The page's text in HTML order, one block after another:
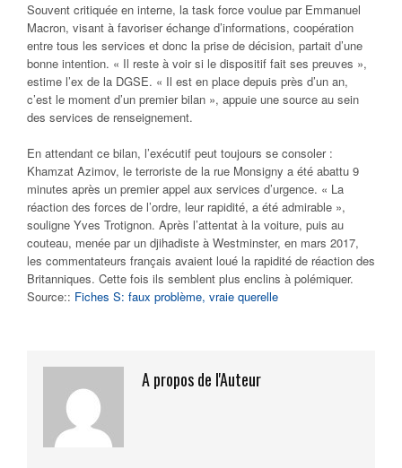
Souvent critiquée en interne, la task force voulue par Emmanuel
Macron, visant à favoriser échange d’informations, coopération
entre tous les services et donc la prise de décision, partait d’une
bonne intention. « Il reste à voir si le dispositif fait ses preuves »,
estime l’ex de la DGSE. « Il est en place depuis près d’un an,
c’est le moment d’un premier bilan », appuie une source au sein
des services de renseignement.
En attendant ce bilan, l’exécutif peut toujours se consoler :
Khamzat Azimov, le terroriste de la rue Monsigny a été abattu 9
minutes après un premier appel aux services d’urgence. « La
réaction des forces de l’ordre, leur rapidité, a été admirable »,
souligne Yves Trotignon. Après l’attentat à la voiture, puis au
couteau, menée par un djihadiste à Westminster, en mars 2017,
les commentateurs français avaient loué la rapidité de réaction des
Britanniques. Cette fois ils semblent plus enclins à polémiquer.
Source:: Fiches S: faux problème, vraie querelle
A propos de l'Auteur